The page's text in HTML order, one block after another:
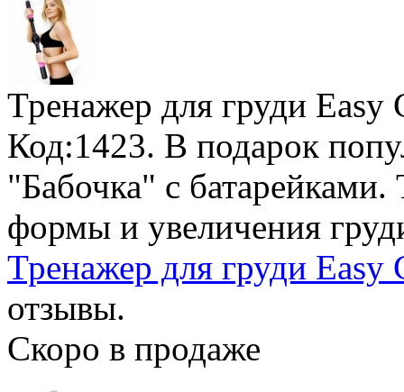
Тренажер для груди Easy
Код:1423. В подарок
"Бабочка" с батарейками.
формы и увеличения
Тренажер для груди Easy
отзывы.
Скоро в продаже